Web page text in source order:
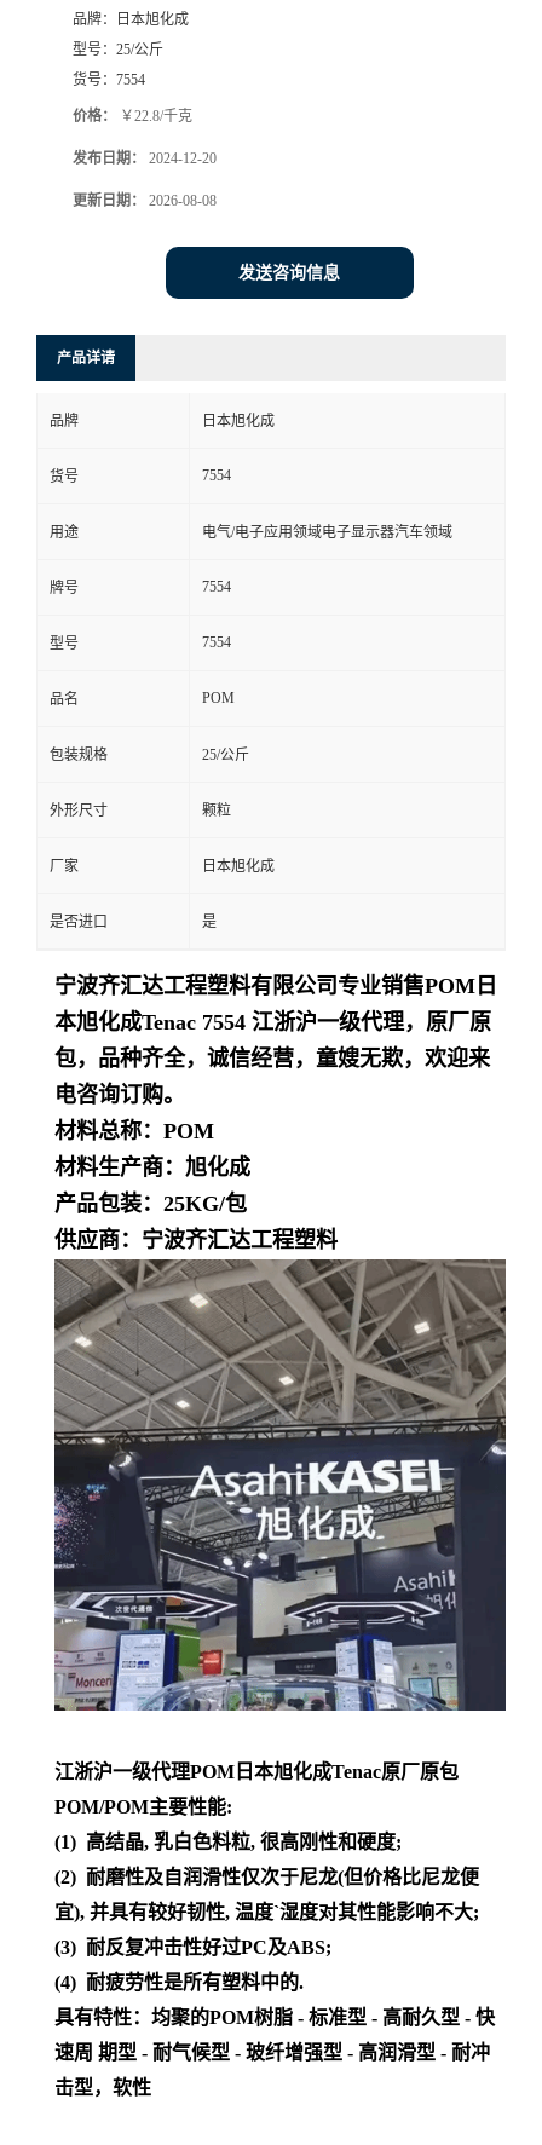
品牌：
日本旭化成
型号： 25/公斤
货号： 7554
价格： ￥22.8/千克
发布日期： 2024-12-20
更新日期： 2026-08-08
发送咨询信息
产品详请
品牌 日本旭化成
货号 7554
用途 电气/电子应用领域电子显示器汽车领域
牌号 7554
型号 7554
品名 POM
包装规格 25/公斤
外形尺寸 颗粒
厂家 日本旭化成
是否进口 是
宁波齐汇达工程塑料有限公司专业销售POM日
本旭化成Tenac 7554 江浙沪一级代理，原厂原
包，品种齐全，诚信经营，童嫂无欺，欢迎来
电咨询订购。
材料总称：POM
材料生产商：旭化成
产品包装：25KG/包
供应商：宁波齐汇达工程塑料
江浙沪一级代理POM日本旭化成Tenac原厂原包
POM/POM主要性能:
(1) 高结晶, 乳白色料粒, 很高刚性和硬度;
(2) 耐磨性及自润滑性仅次于尼龙(但价格比尼龙便
宜), 并具有较好韧性, 温度`湿度对其性能影响不大;
(3) 耐反复冲击性好过PC及ABS;
(4) 耐疲劳性是所有塑料中的.
具有特性：均聚的POM树脂 - 标准型 - 高耐久型 - 快
速周 期型 - 耐气候型 - 玻纤增强型 - 高润滑型 - 耐冲
击型，软性